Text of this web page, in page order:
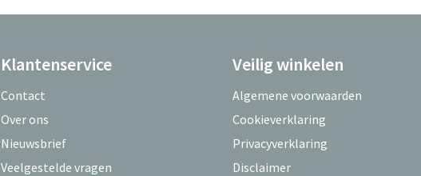
Klantenservice
Contact
Over ons
Nieuwsbrief
Veelgestelde vragen
Veilig winkelen
Algemene voorwaarden
Cookieverklaring
Privacyverklaring
Disclaimer